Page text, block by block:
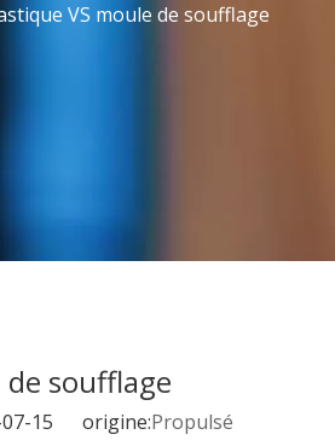
VS moule de soufflage
soufflage
07-15 origine:Propulsé